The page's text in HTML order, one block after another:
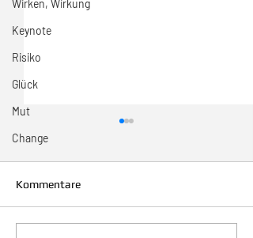
Wirken, Wirkung
Keynote
Risiko
Glück
Mut
Change
Kommentare